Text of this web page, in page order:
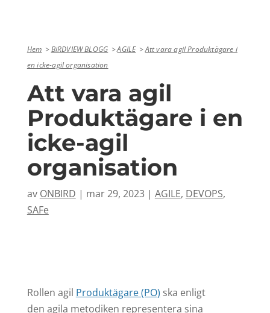
Hem BiRDVIEW BLOGG AGILE
Att vara agil Produktägare i
en icke-agil organisation
Att vara agil
Produktägare i en
icke-agil
organisation
av ONBIRD | mar 29, 2023| AGILE, DEVOPS,
SAFe
Rollen agil Produktägare (PO) ska enligt
den agila metodiken representera sina